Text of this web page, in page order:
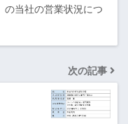
の当社の営業状況につ
次の記事